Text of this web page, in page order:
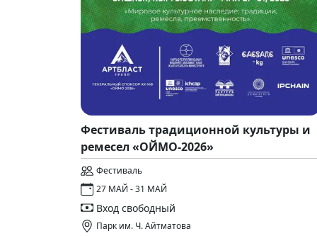
Фестиваль традиционной культуры и
ремесел «ОЙМО-2026»
Фестиваль
27 МАЙ - 31 МАЙ
Вход свободный
Парк им. Ч. Айтматова